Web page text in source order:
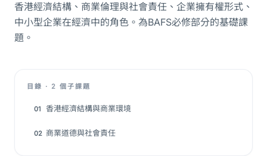
香港經濟結構、商業倫理與社會責任、企業擁有權形式、
中小型企業在經濟中的角色。為BAFS必修部分的基礎課
題。
目錄 · 2 個子課題
01 香港經濟結構與商業環境
02 商業道德與社會責任